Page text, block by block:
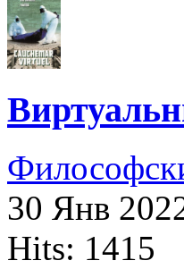
30 Янв
Hits: 1415